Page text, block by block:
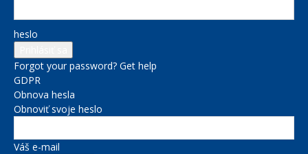
heslo
Forgot your password? Get help
GDPR
Obnova hesla
Obnoviť svoje heslo
Váš e-mail